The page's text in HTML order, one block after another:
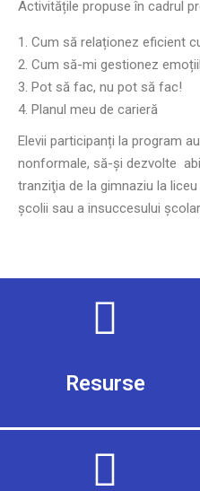
Activitățile propuse în cadrul
Cum să relaționez eficient
Cum să-mi gestionez
Pot să fac, nu pot să fac!
Planul meu de carieră
Elevii participanți la program
nonformale, să-și dezvolte
tranziţia de la gimnaziu la
şcolii sau a insuccesului
Resurse